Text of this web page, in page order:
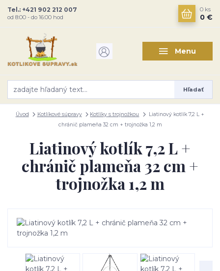
Menu
Hľadať
Tel.: +421 902 212 007
od 8:00 - do 16:00 hod
0 ks
0 €
Úvod Kotlíkové súpravy Kotlíky s trojnožkou
Liatinový kotlík 7,2 L +
chránič plameňa 32 cm + trojnožka 1,2 m
Liatinový kotlík 7,2 L +
chránič plameňa 32 cm +
trojnožka 1,2 m